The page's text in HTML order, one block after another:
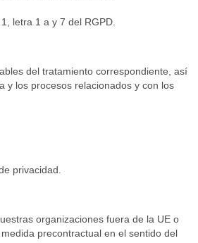
letra 1 a y 7 del RGPD.
del tratamiento correspondiente, así
y los procesos relacionados y con los
privacidad.
organizaciones fuera de la UE o
precontractual en el sentido del